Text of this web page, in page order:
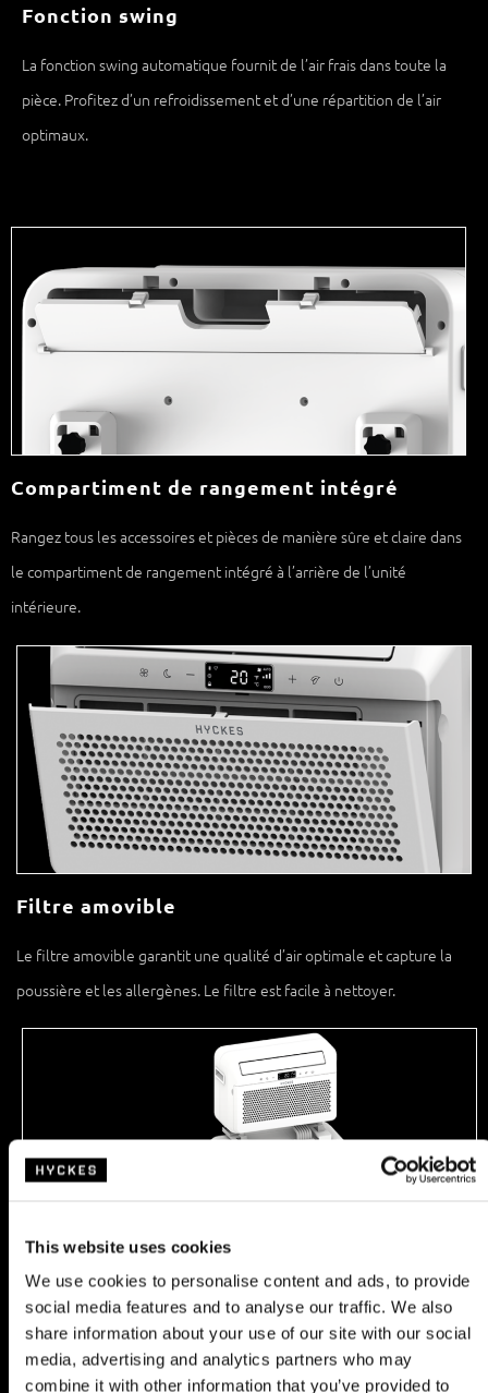
This website uses cookies
We use cookies to personalise content and ads, to provide
social media features and to analyse our traffic. We also
share information about your use of our site with our social
media, advertising and analytics partners who may
combine it with other information that you’ve provided to
Fonction swing
La fonction swing automatique fournit de l’air frais dans toute la
pièce. Profitez d’un refroidissement et d’une répartition de l’air
optimaux.
Compartiment de rangement intégré
Rangez tous les accessoires et pièces de manière sûre et claire dans
le compartiment de rangement intégré à l’arrière de l’unité
intérieure.
Filtre amovible
Le filtre amovible garantit une qualité d’air optimale et capture la
poussière et les allergènes. Le filtre est facile à nettoyer.
Home use kit (en option)
Transformez le climatiseur en un rien de temps en un climatiseur
mobile sur roulettes pour une utilisation autonome dans une tente